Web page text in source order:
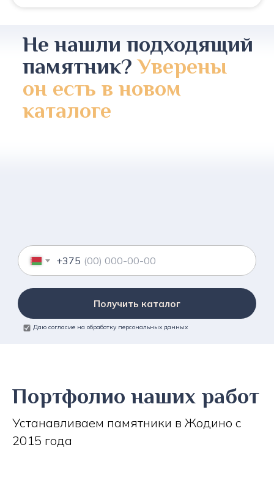
Не нашли подходящий
памятник?Уверены
он есть в новом
каталоге
+375
Получить каталог
Даю согласие на обработку персональных данных
Портфолио наших работ
Устанавливаем памятники в Жодино с
2015 года